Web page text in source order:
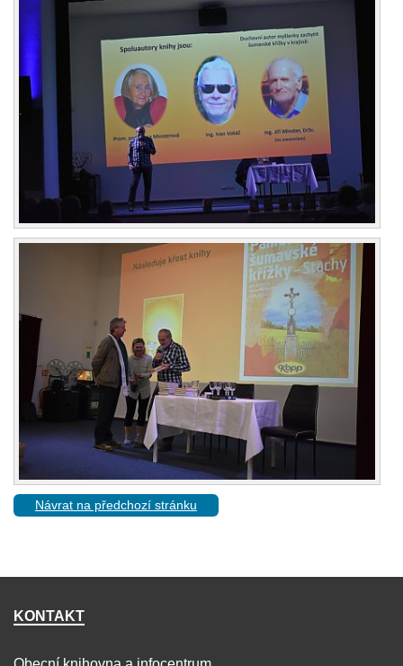
Návrat na předchozí stránku
KONTAKT